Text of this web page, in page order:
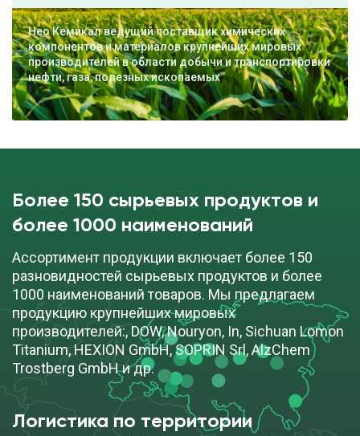
Смола эпоксидная марки D.E.R. 3531
бочка (200 кг) cкачать TDS
Смола эпоксидная марки D.E.R. 3533
бочка (200 кг) cкачать TDS
ПОД ЗАКАЗ
Смола эпоксидная марки D.E.R. 3581
бочка (200 кг) cкачать TDS
Нео Кемикал ведущий поставщик химических
компонентов и материалов крупнейших мировых
производителей в области добычи и транспортировки
нефти, газа, полезных ископаемых
Более 150 сырьевых продуктов и
более 1000 наименований
Ассортимент продукции включает более 150
разновидностей сырьевых продуктов и более
1000 наименований товаров. Мы предлагаем
продукцию крупнейших мировых
производителей:, DOW, Nouryon, In, Sichuan Lomon
Titanium, HEXION GmbH, SOPRIN Srl, AlzChem
Trostberg GmbH и др.
Логистика по территории